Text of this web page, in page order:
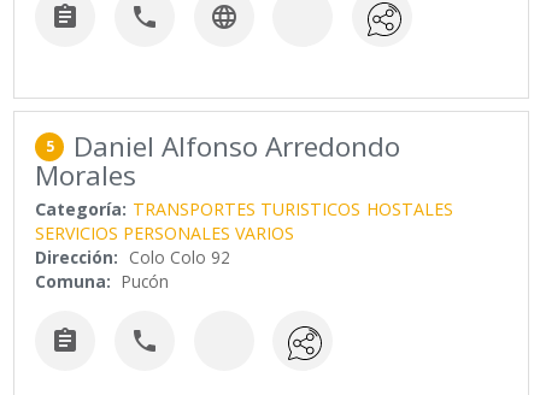
  
5 Daniel Alfonso Arredondo
Morales
Categoría: TRANSPORTES TURISTICOS HOSTALES
SERVICIOS PERSONALES VARIOS
Dirección: Colo Colo 92
Comuna: Pucón
 